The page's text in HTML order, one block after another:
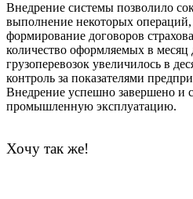
Внедрение системы позволило
выполнение некоторых
формирование договоров
количество оформляемых в месяц
грузоперевозок увеличилось в
контроль за показателями
Внедрение успешно завершено и
промышленную эксплуатацию.
Хочу так же!